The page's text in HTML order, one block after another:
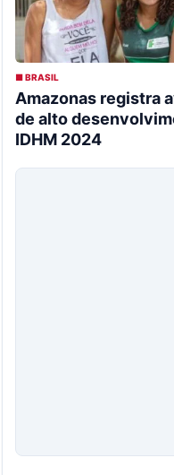
■ BRASIL
Amazonas registra
de alto
IDHM 2024